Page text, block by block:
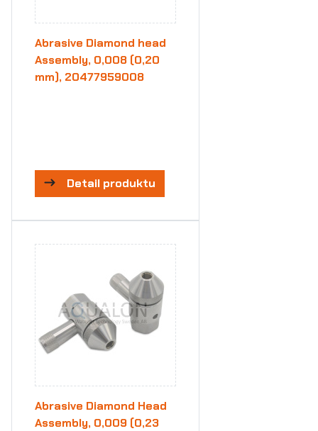
Abrasive Diamond head
Assembly, 0,008 (0,20
mm), 20477959008
Detail produktu
Abrasive Diamond Head
Assembly, 0,009 (0,23